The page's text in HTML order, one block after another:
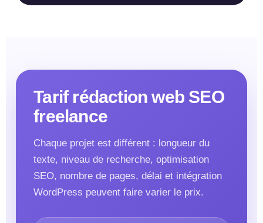
Tarif rédaction web SEO
freelance
Chaque projet est différent : longueur du
texte, niveau de recherche, optimisation
SEO, nombre de pages, délai et intégration
WordPress peuvent faire varier le prix.